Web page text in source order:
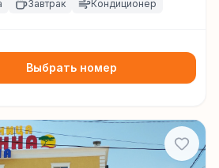
Завтрак Кондиционер
Выбрать номер